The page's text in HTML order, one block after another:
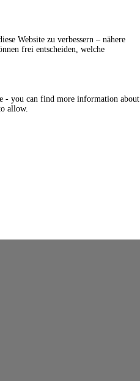
Website zu verbessern – nähere
frei entscheiden, welche
- you can find more information about
allow.